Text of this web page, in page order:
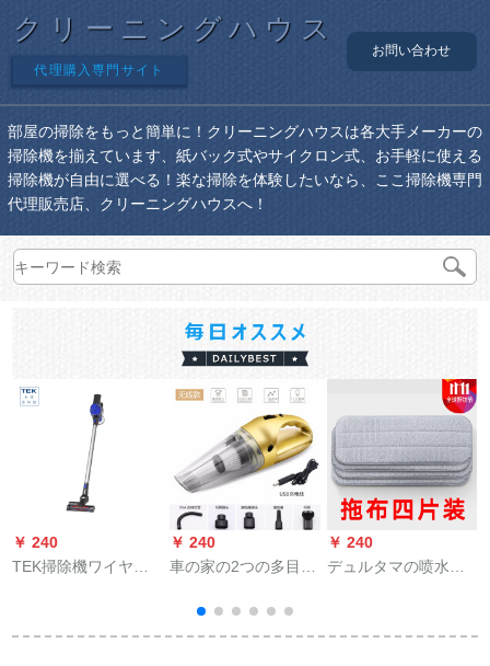
クリーニングハウス
代理購入専門サイト
お問い合わせ
部屋の掃除をもっと簡単に！クリーニングハウスは各大手メーカーの
掃除機を揃えています、紙バック式やサイクロン式、お手軽に使える
掃除機が自由に選べる！楽な掃除を体験したいなら、ここ掃除機専門
代理販売店、クリーニングハウスへ！
￥ 240
TEK掃除機ワイヤレ
である子犬の毛猫の
￥ 240
車の家の2つの多目的
車載掃除機のワイヤ
レスモルド
￥ 240
デュルタマの喷水モ
は手で洗います。